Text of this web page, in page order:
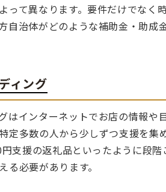
って異なります。要件だけでなく
自治体がどのような補助金・助成
ィング
はインターネットでお店の情報や
定多数の人から少しずつ支援を
支援の返礼品といったように段
る必要があります。